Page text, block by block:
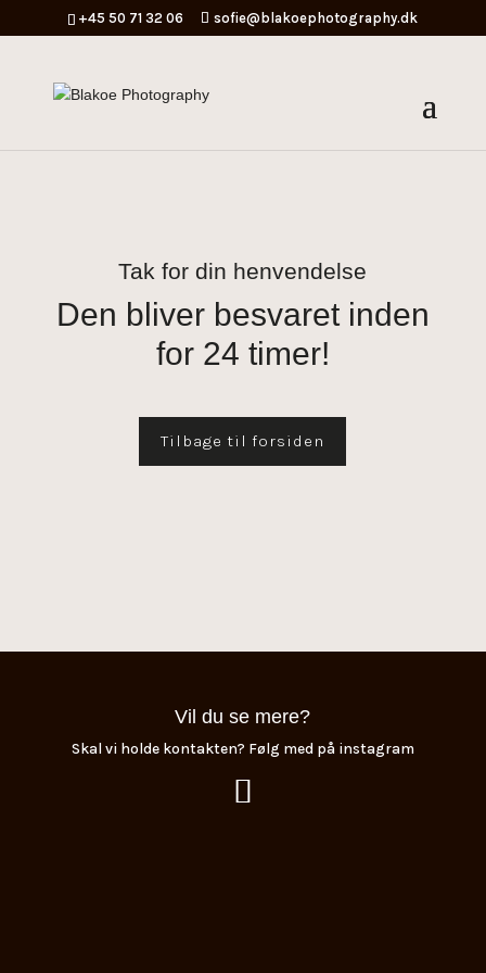
+45 50 71 32 06 sofie@blakoephotography.dk
Tak for din henvendelse
Den bliver besvaret inden
for 24 timer!
Tilbage til forsiden
Vil du se mere?
Skal vi holde kontakten? Følg med på instagram